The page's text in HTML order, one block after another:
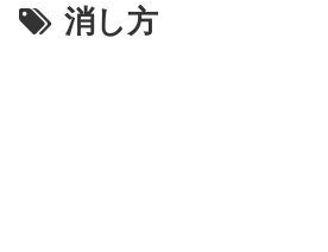
消し方